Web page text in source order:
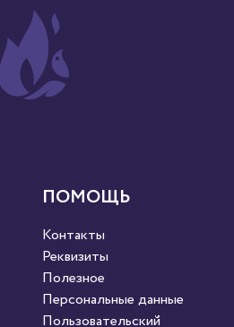
ПОМОЩЬ
Контакты
Реквизиты
Полезное
Персональные данные
Пользовательский